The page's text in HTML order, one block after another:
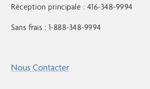
Réception principale : 416-348-9994
Sans frais : 1-888-348-9994
Nous Contacter